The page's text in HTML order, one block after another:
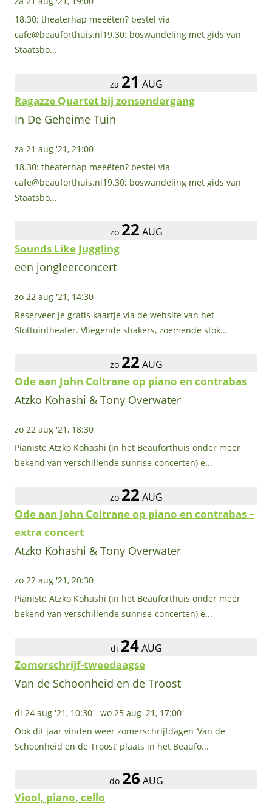
18.30: theaterhap meeëten? bestel via
cafe@beauforthuis.nl19.30: boswandeling met gids van
Staatsbo...
za 21 AUG
Ragazze Quartet bij zonsondergang
In De Geheime Tuin
za 21 aug '21, 21:00
18.30: theaterhap meeëten? bestel via
cafe@beauforthuis.nl19.30: boswandeling met gids van
Staatsbo...
zo 22 AUG
Sounds Like Juggling
een jongleerconcert
zo 22 aug '21, 14:30
Reserveer je gratis kaartje via de website van het
Slottuintheater. Vliegende shakers, zoemende stok...
zo 22 AUG
Ode aan John Coltrane op piano en contrabas
Atzko Kohashi & Tony Overwater
zo 22 aug '21, 18:30
Pianiste Atzko Kohashi (in het Beauforthuis onder meer
bekend van verschillende sunrise-concerten) e...
zo 22 AUG
Ode aan John Coltrane op piano en contrabas –
extra concert
Atzko Kohashi & Tony Overwater
zo 22 aug '21, 20:30
Pianiste Atzko Kohashi (in het Beauforthuis onder meer
bekend van verschillende sunrise-concerten) e...
di 24 AUG
Zomerschrijf-tweedaagse
Van de Schoonheid en de Troost
di 24 aug '21, 10:30 - wo 25 aug '21, 17:00
Ook dit jaar vinden weer zomerschrijfdagen ‘Van de
Schoonheid en de Troost’ plaats in het Beaufo...
do 26 AUG
Viool, piano, cello